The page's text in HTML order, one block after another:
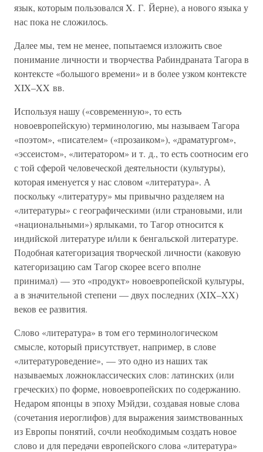
язык, которым пользовался X. Г. Йерне), а нового языка у
нас пока не сложилось.
Далее мы, тем не менее, попытаемся изложить свое
понимание личности и творчества Рабиндраната Тагора в
контексте «большого времени» и в более узком контексте
XIX–XX вв.
Используя нашу («современную», то есть
новоевропейскую) терминологию, мы называем Тагора
«поэтом», «писателем» («прозаиком»), «драматургом»,
«эссеистом», «литератором» и т. д., то есть соотносим его
с той сферой человеческой деятельности (культуры),
которая именуется у нас словом «литература». А
поскольку «литературу» мы привычно разделяем на
«литературы» с географическими (или страновыми, или
«национальными») ярлыками, то Тагор относится к
индийской литературе и/или к бенгальской литературе.
Подобная категоризация творческой личности (каковую
категоризацию сам Тагор скорее всего вполне
принимал) — это «продукт» новоевропейской культуры,
а в значительной степени — двух последних (XIX–XX)
веков ее развития.
Слово «литература» в том его терминологическом
смысле, который присутствует, например, в слове
«литературоведение», — это одно из наших так
называемых ложноклассических слов: латинских (или
греческих) по форме, новоевропейских по содержанию.
Недаром японцы в эпоху Мэйдзи, создавая новые слова
(сочетания иероглифов) для выражения заимствованных
из Европы понятий, сочли необходимым создать новое
слово и для передачи европейского слова «литература»